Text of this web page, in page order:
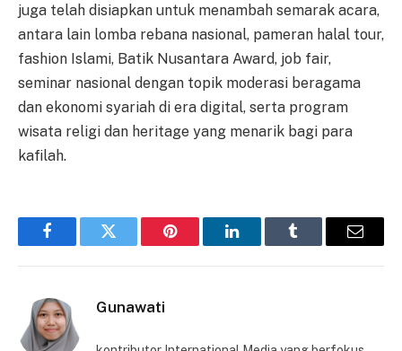
juga telah disiapkan untuk menambah semarak acara,
antara lain lomba rebana nasional, pameran halal tour,
fashion Islami, Batik Nusantara Award, job fair,
seminar nasional dengan topik moderasi beragama
dan ekonomi syariah di era digital, serta program
wisata religi dan heritage yang menarik bagi para
kafilah.
FacebookTwitter Pinterest LinkedInTumblr Email
Gunawati